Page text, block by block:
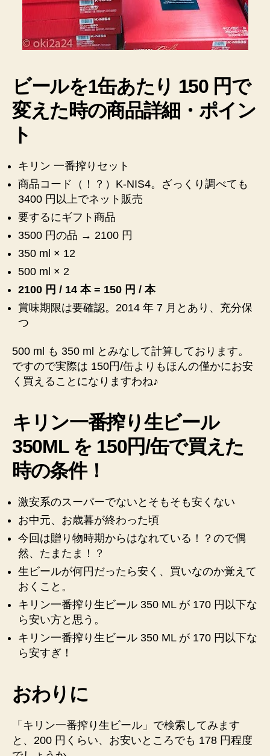
た
【偶
然】
へ
ビールを1缶あたり 150 円で
変えた時の商品詳細・ポイン
ト
キリン 一番搾りセット
商品コード（！？）K-NIS4。ざっくり調べても
3400 円以上でネット販売
要するにギフト商品
3500 円の品 → 2100 円
350 ml × 12
500 ml × 2
2100 円 / 14 本 = 150 円 / 本
賞味期限は要確認。2014 年 7 月とあり、充分保
つ
500 ml も 350 ml とみなして計算しております。
ですので実際は 150円/缶よりもほんの僅かにお安
く買えることになりますわね♪
キリン一番搾り生ビール
350ML を 150円/缶で買えた
時の条件！
激安系のスーパーでないとそもそも安くない
お中元、お歳暮が終わった頃
今回は贈り物時期からはなれている！？ので偶
然、たまたま！？
生ビールが何円だったら安く、買いなのか覚えて
おくこと。
キリン一番搾り生ビール 350 ML が 170 円以下な
ら安い方と思う。
キリン一番搾り生ビール 350 ML が 170 円以下な
ら安すぎ！
おわりに
「キリン一番搾り生ビール」で検索してみます
と、200 円くらい、お安いところでも 178 円程度